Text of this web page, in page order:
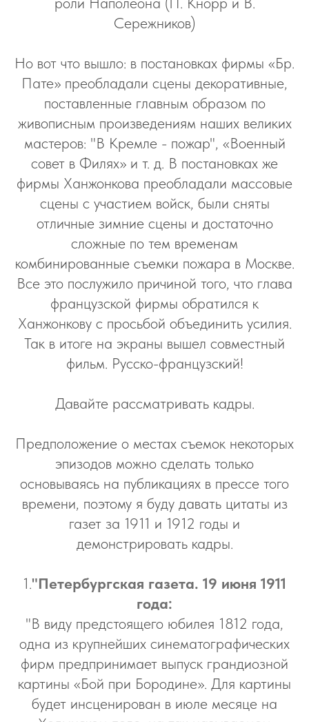
Сережников)
Но вот что вышло: в постановках фирмы «Бр.
Пате» преобладали сцены декоративные,
поставленные главным образом по
живописным произведениям наших великих
мастеров: "В Кремле - пожар", «Военный
совет в Филях» и т. д. В постановках же
фирмы Ханжонкова преобладали массовые
сцены с участием войск, были сняты
отличные зимние сцены и достаточно
сложные по тем временам
комбинированные съемки пожара в Москве.
Все это послужило причиной того, что глава
французской фирмы обратился к
Ханжонкову с просьбой объединить усилия.
Так в итоге на экраны вышел совместный
фильм. Русско-французский!
Давайте рассматривать кадры.
Предположение о местах съемок некоторых
эпизодов можно сделать только
основываясь на публикациях в прессе того
времени, поэтому я буду давать цитаты из
газет за 1911 и 1912 годы и
демонстрировать кадры.
1."Петербургская газета. 19 июня 1911
года:
"В виду предстоящего юбилея 1812 года,
одна из крупнейших синематографических
фирм предпринимает выпуск грандиозной
картины «Бой при Бородине». Для картины
будет инсценирован в июле месяце на